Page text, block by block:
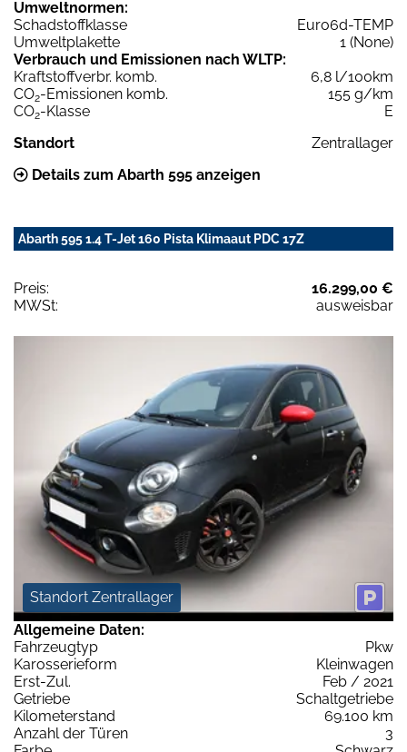
Umweltnormen:
Schadstoffklasse
Euro6d-TEMP
Umweltplakette
1 (None)
Verbrauch und Emissionen nach WLTP:
Kraftstoffverbr. komb.
6,8 l/100km
CO2-Emissionen komb.
155 g/km
CO2-Klasse
E
Standort
Zentrallager
Details zum Abarth 595 anzeigen
Abarth 595 1.4 T-Jet 160 Pista Klimaaut PDC 17Z
Preis:
16.299,00 €
MWSt:
ausweisbar
Standort Zentrallager
Allgemeine Daten:
Fahrzeugtyp
Pkw
Karosserieform
Kleinwagen
Erst-Zul.
Feb / 2021
Getriebe
Schaltgetriebe
Kilometerstand
69.100 km
Anzahl der Türen
3